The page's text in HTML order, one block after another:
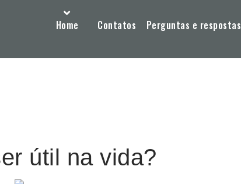
Home Contatos Perguntas e respostas
útil na vida?